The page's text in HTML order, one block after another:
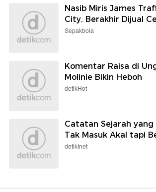
Nasib Miris James
City, Berakhir Dijual
Sepakbola
Komentar Raisa di
Molinie Bikin Heboh
detikHot
Catatan Sejarah
Tak Masuk Akal tapi
detikInet